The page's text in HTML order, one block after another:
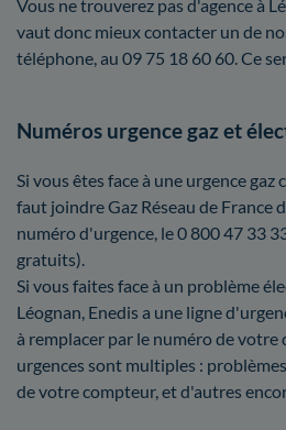
Vous ne trouverez pas d'agence à
vaut donc mieux contacter un de
téléphone, au 09 75 18 60 60. Ce
Numéros urgence gaz et
Si vous êtes face à une urgence gaz
faut joindre Gaz Réseau de France
numéro d'urgence, le 0 800 47 33
gratuits).
Si vous faites face à un problème
Léognan, Enedis a une ligne
à remplacer par le numéro de votre
urgences sont multiples :
de votre compteur, et d'autres